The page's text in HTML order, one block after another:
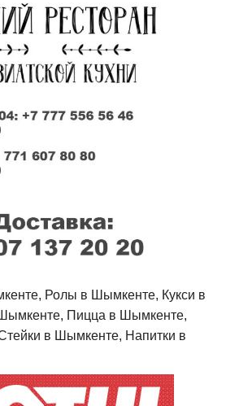
Ролы в Шымкенте, Кукси в
Пицца в Шымкенте,
в Шымкенте, Напитки в